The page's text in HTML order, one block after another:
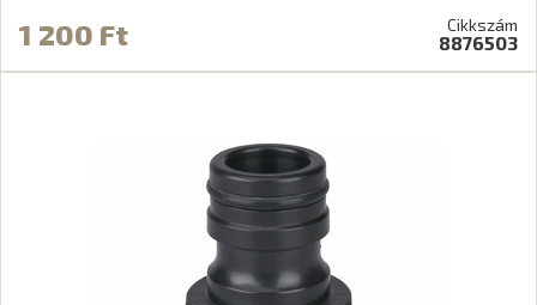
1 200 Ft Cikkszám
8876503